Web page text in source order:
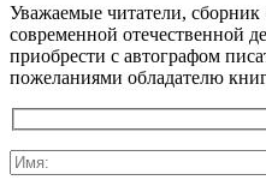
Уважаемые читатели,
современной отечественной
приобрести с автографом
пожеланиями обладателю